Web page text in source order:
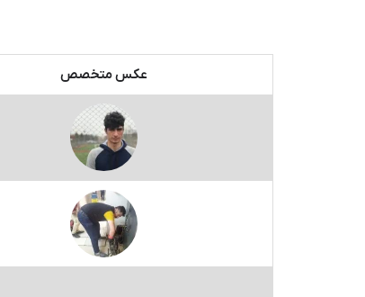
عکس متخصص